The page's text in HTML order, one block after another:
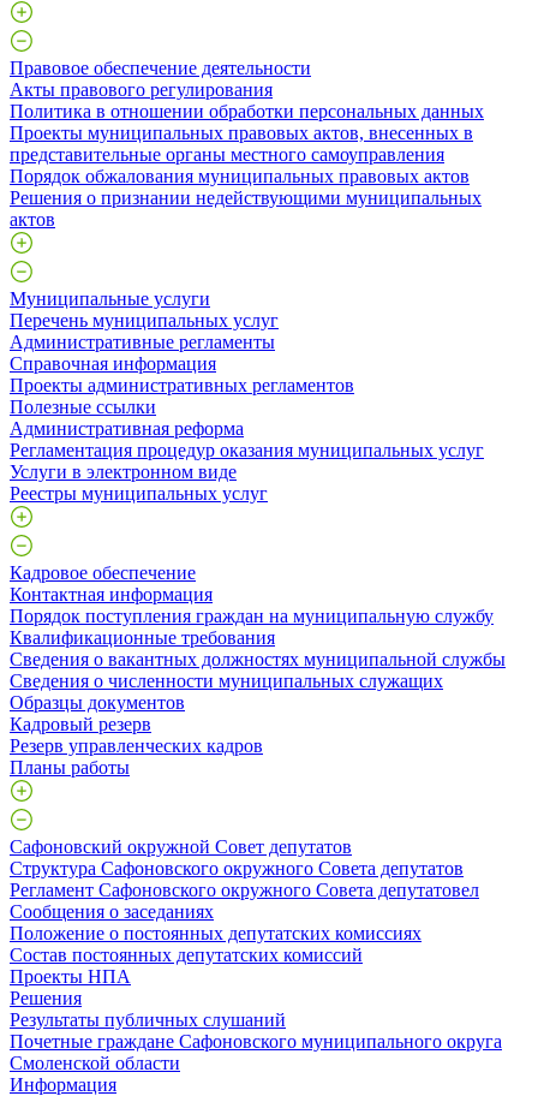
Правовое обеспечение деятельности
Акты правового регулирования
Политика в отношении обработки персональных данных
Проекты муниципальных правовых актов, внесенных в
представительные органы местного самоуправления
Порядок обжалования муниципальных правовых актов
Решения о признании недействующими муниципальных
актов
Муниципальные услуги
Перечень муниципальных услуг
Административные регламенты
Справочная информация
Проекты административных регламентов
Полезные ссылки
Административная реформа
Регламентация процедур оказания муниципальных услуг
Услуги в электронном виде
Реестры муниципальных услуг
Кадровое обеспечение
Контактная информация
Порядок поступления граждан на муниципальную службу
Квалификационные требования
Сведения о вакантных должностях муниципальной службы
Сведения о численности муниципальных служащих
Образцы документов
Кадровый резерв
Резерв управленческих кадров
Планы работы
Сафоновский окружной Совет депутатов
Структура Сафоновского окружного Совета депутатов
Регламент Сафоновского окружного Совета депутатовел
Сообщения о заседаниях
Положение о постоянных депутатских комиссиях
Состав постоянных депутатских комиссий
Проекты НПА
Решения
Результаты публичных слушаний
Почетные граждане Сафоновского муниципального округа
Смоленской области
Информация